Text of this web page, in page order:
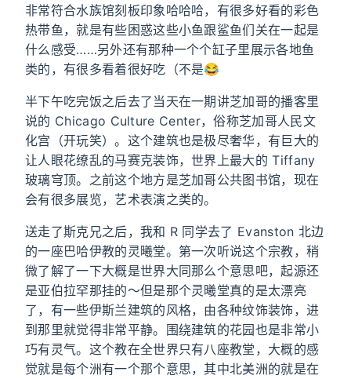
非常符合水族馆刻板印象哈哈哈，有很多好看的彩色
热带鱼，就是有些困惑这些小鱼跟鲨鱼们关在一起是
什么感受……另外还有那种一个个缸子里展示各地鱼
类的，有很多看着很好吃（不是😂
半下午吃完饭之后去了当天在一期讲芝加哥的播客里
说的 Chicago Culture Center，俗称芝加哥人民文
化宫（开玩笑）。这个建筑也是极尽奢华，有巨大的
让人眼花缭乱的马赛克装饰，世界上最大的 Tiffany
玻璃穹顶。之前这个地方是芝加哥公共图书馆，现在
会有很多展览，艺术表演之类的。
送走了斯克兄之后，我和 R 同学去了 Evanston 北边
的一座巴哈伊教的灵曦堂。第一次听说这个宗教，稍
微了解了一下大概是世界大同那么个意思吧，起源还
是亚伯拉罕那挂的～但是那个灵曦堂真的是太漂亮
了，有一些伊斯兰建筑的风格，由各种纹饰装饰，进
到那里就觉得非常平静。围绕建筑的花园也是非常小
巧有灵气。这个教在全世界只有八座教堂，大概的感
觉就是每个洲有一个那个意思，其中北美洲的就是在